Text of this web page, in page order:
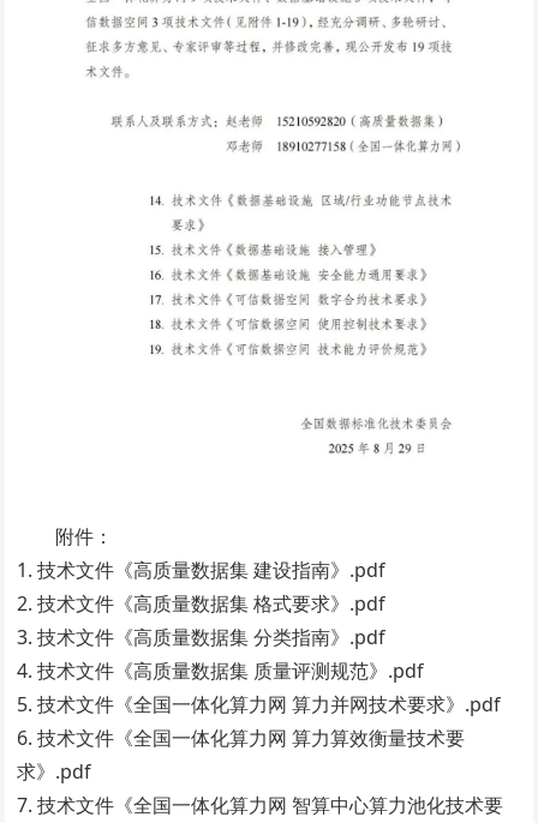
附件：
1. 技术文件《高质量数据集 建设指南》.pdf
2. 技术文件《高质量数据集 格式要求》.pdf
3. 技术文件《高质量数据集 分类指南》.pdf
4. 技术文件《高质量数据集 质量评测规范》.pdf
5. 技术文件《全国一体化算力网 算力并网技术要求》.pdf
6. 技术文件《全国一体化算力网 算力算效衡量技术要
求》.pdf
7. 技术文件《全国一体化算力网 智算中心算力池化技术要